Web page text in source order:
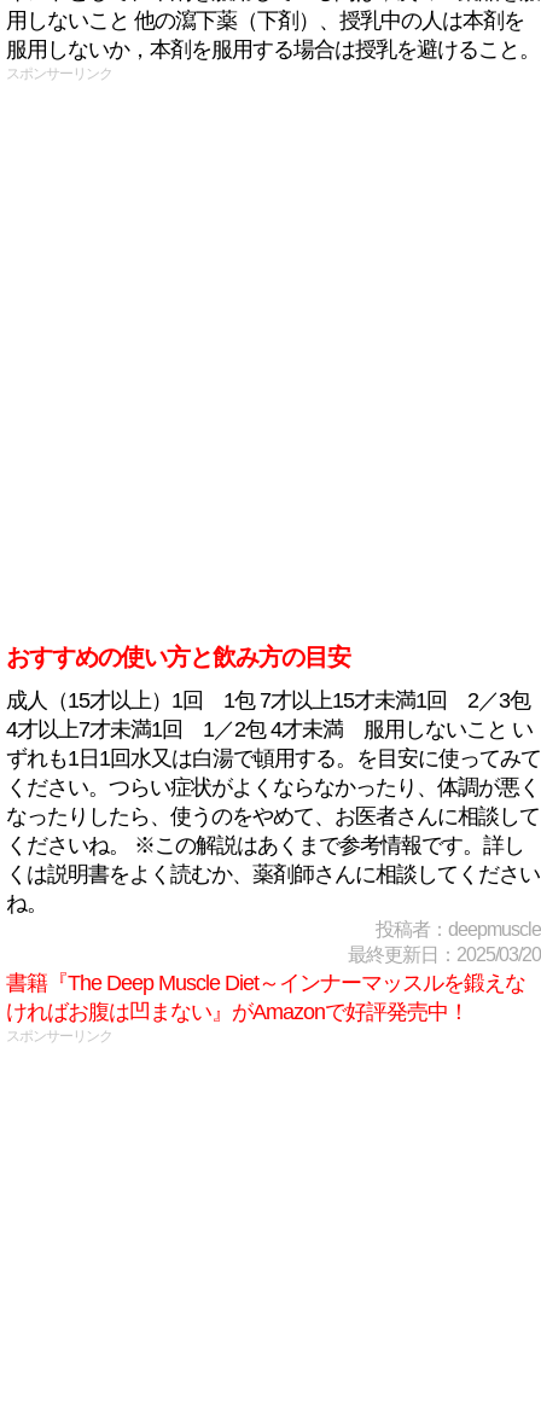
用しないこと 他の瀉下薬（下剤）、授乳中の人は本剤を
服用しないか，本剤を服用する場合は授乳を避けること。
スポンサーリンク
おすすめの使い方と飲み方の目安
成人（15才以上）1回 1包 7才以上15才未満1回 2／3包
4才以上7才未満1回 1／2包 4才未満 服用しないこと い
ずれも1日1回水又は白湯で頓用する。を目安に使ってみて
ください。つらい症状がよくならなかったり、体調が悪く
なったりしたら、使うのをやめて、お医者さんに相談して
くださいね。 ※この解説はあくまで参考情報です。詳し
くは説明書をよく読むか、薬剤師さんに相談してください
ね。
投稿者：deepmuscle
最終更新日：2025/03/20
書籍『The Deep Muscle Diet～インナーマッスルを鍛えな
ければお腹は凹まない』がAmazonで好評発売中！
スポンサーリンク